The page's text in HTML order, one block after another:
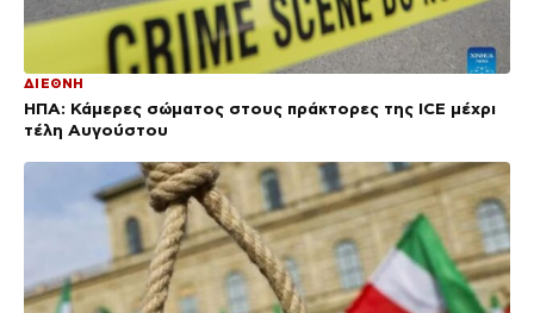
ΔΙΕΘΝΗ
ΗΠΑ: Κάμερες σώματος στους πράκτορες της ICE μέχρι
τέλη Αυγούστου